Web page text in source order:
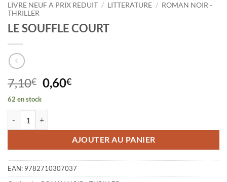
LIVRE NEUF A PRIX REDUIT / LITTERATURE / ROMAN NOIR -
THRILLER
LE SOUFFLE COURT
7,10€ Le
prix
initial
était :
7,10€.
0,60€Le
0,60€.
62 en stock
AJOUTER AU PANIER
EAN: 9782710307037